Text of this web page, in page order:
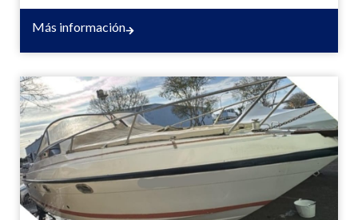
Más información